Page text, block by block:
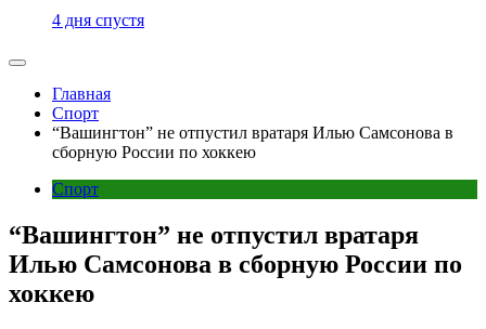
4 дня спустя
Главная
Спорт
“Вашингтон” не отпустил вратаря Илью Самсонова в
сборную России по хоккею
Спорт
“Вашингтон” не отпустил вратаря
Илью Самсонова в сборную России по
хоккею